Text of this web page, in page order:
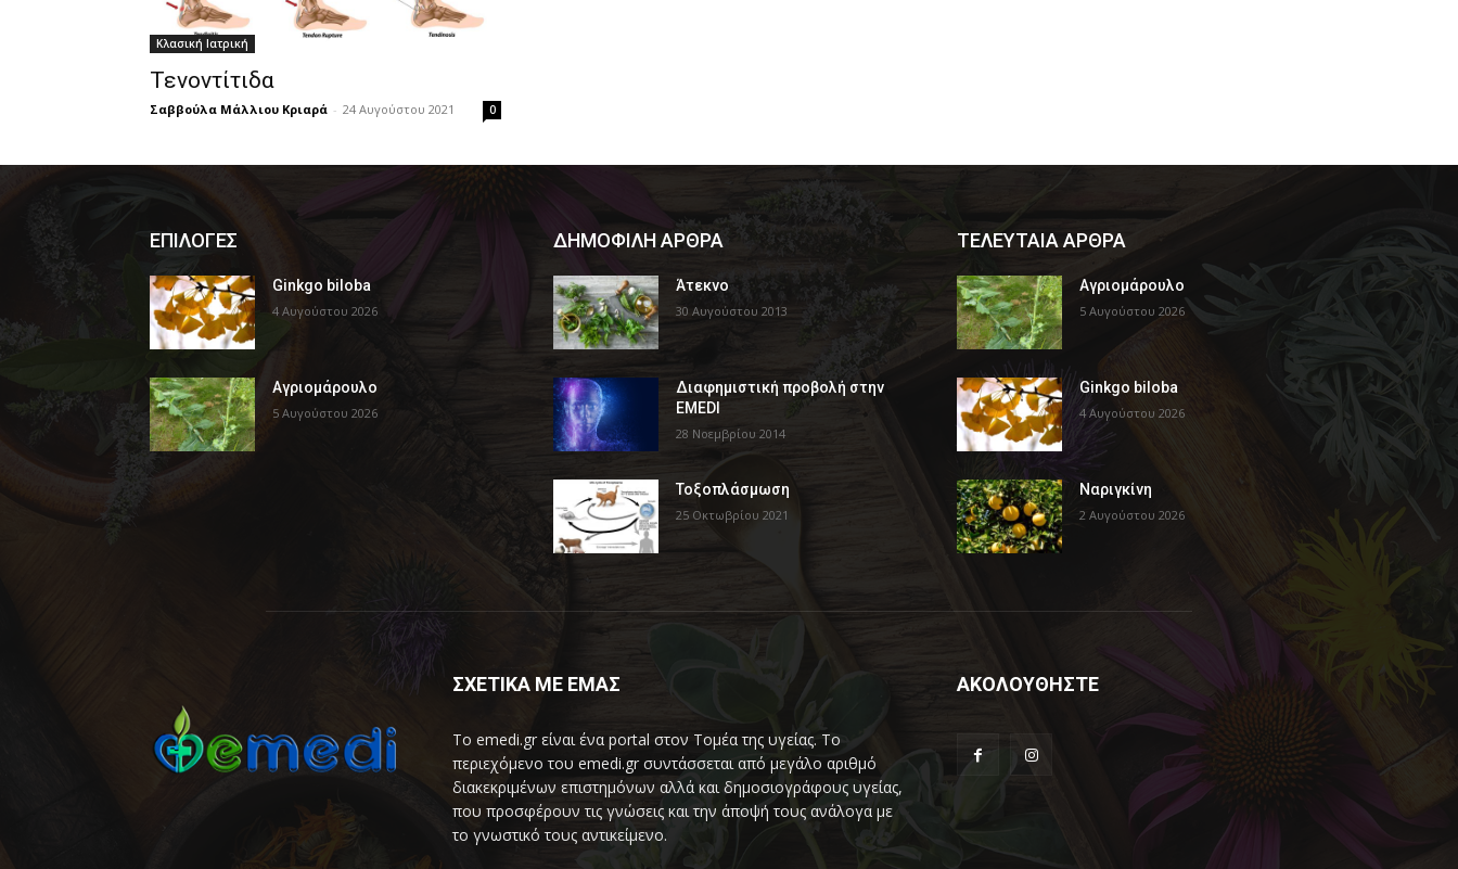
Κλασική Ιατρική
Τενοντίτιδα
Σαββούλα Μάλλιου Κριαρά - 24 Αυγούστου 2021 0
ΕΠΙΛΟΓΕΣ
Ginkgo biloba
4 Αυγούστου 2026
Αγριομάρουλο
5 Αυγούστου 2026
ΔΗΜΟΦΙΛΗ ΑΡΘΡΑ
Άτεκνο
30 Αυγούστου 2013
Διαφημιστική προβολή στην
EMEDI
28 Νοεμβρίου 2014
Τοξοπλάσμωση
25 Οκτωβρίου 2021
ΤΕΛΕΥΤΑΙΑ ΑΡΘΡΑ
Αγριομάρουλο
5 Αυγούστου 2026
Ginkgo biloba
4 Αυγούστου 2026
Ναριγκίνη
2 Αυγούστου 2026
ΣΧΕΤΙΚΑ ΜΕ ΕΜΑΣ
Το emedi.gr είναι ένα portal στον Τομέα της υγείας. Το
περιεχόμενο του emedi.gr συντάσσεται από μεγάλο αριθμό
διακεκριμένων επιστημόνων αλλά και δημοσιογράφους υγείας,
που προσφέρουν τις γνώσεις και την άποψή τους ανάλογα με
το γνωστικό τους αντικείμενο.
ΑΚΟΛΟΥΘΗΣΤΕ